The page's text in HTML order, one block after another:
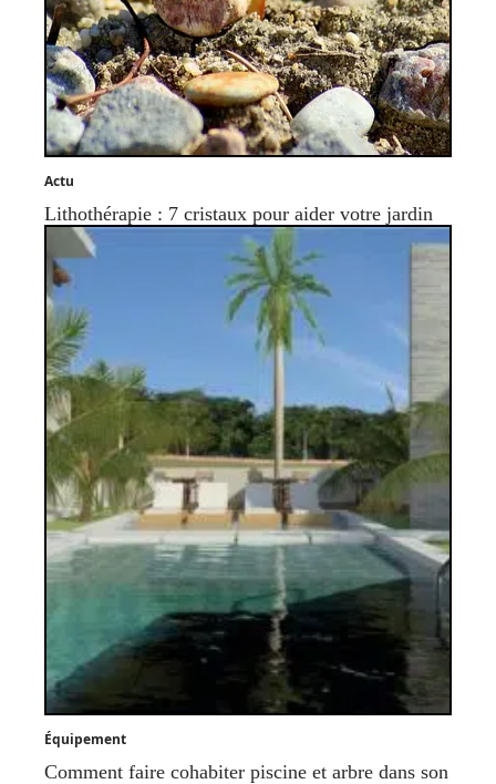
Actu
Lithothérapie : 7 cristaux pour aider votre jardin
Équipement
Comment faire cohabiter piscine et arbre dans son